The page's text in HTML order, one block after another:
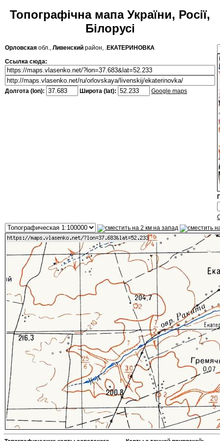
Топографічна мапа України, Росії,
Білорусі
Орловская обл., Ливенский район, .ЕКАТЕРИНОВКА
Ссылка сюда:
Долгота (lon): Широта (lat): Google maps